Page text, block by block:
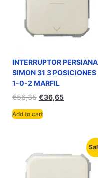
INTERRUPTOR PERSIANA
SIMON 31 3 POSICIONES
1-0-2 MARFIL
€56,35 €36,65
Add to cart